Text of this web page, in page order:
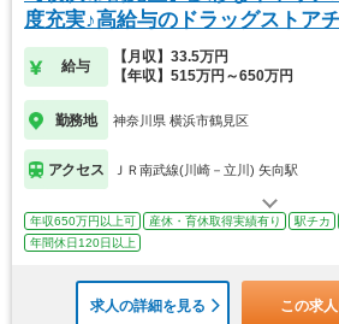
度充実♪高給与のドラッグストア
給与
【月収】33.5万円
【年収】515万円～650万円
勤務地 神奈川県 横浜市鶴見区
アクセス ＪＲ南武線(川崎－立川) 矢向駅
年収650万円以上可 産休・育休取得実績有り 駅チカ
年間休日120日以上
求人の詳細を見る この求